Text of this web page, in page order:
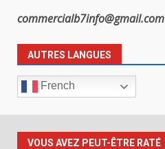
commercialb7info@gmail.com
AUTRES LANGUES
French
VOUS AVEZ PEUT-ÊTRE RATÉ